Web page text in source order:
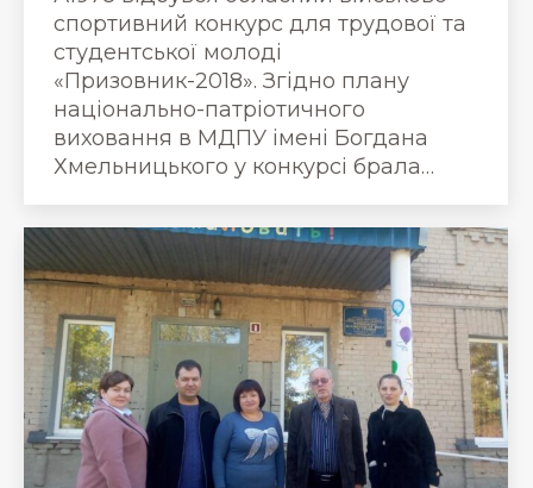
спортивний конкурс для трудової та
студентської молоді
«Призовник-2018». Згідно плану
національно-патріотичного
виховання в МДПУ імені Богдана
Хмельницького у конкурсі брала…